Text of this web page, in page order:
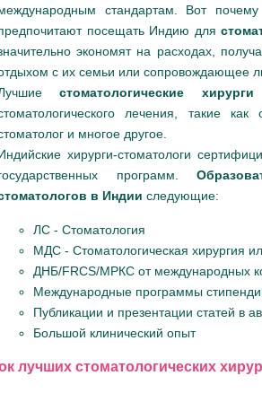
стандартам. Вот
посещать Индию для
экономят на расходах,
с их семьи или сопровождающее
стоматологические
лечения, такие
и многое другое.
хирурги-стоматологи
программ.
в Индии следующие:
ЛС - Стоматология
МДС - Стоматологическая хирургия
ДНБ/FRCS/МРКС от международных
Международные программы
Публикации и презентации статей в
Большой клинический опыт
лучших стоматологических